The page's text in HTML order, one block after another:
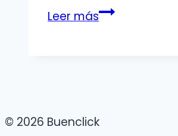
Leer más¿El
activarlo?
© 2026 Buenclick